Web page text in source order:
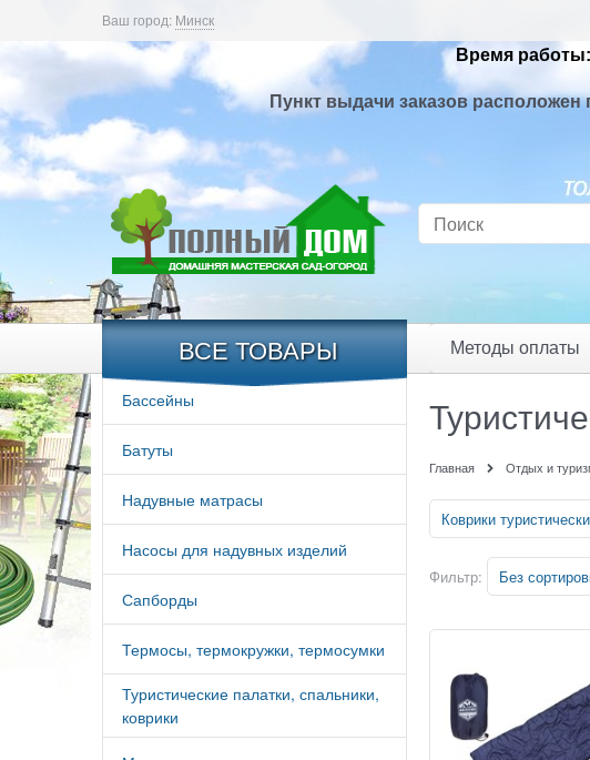
Ваш город: Минск
Время
Пункт выдачи заказов расположен
ВСЕ ТОВАРЫ Методы оплаты
Бассейны
Батуты
Надувные матрасы
Насосы для надувных изделий
Сапборды
Термосы, термокружки, термосумки
Туристические палатки, спальники,
коврики
Главная Отдых и
Коврики
Фильтр: Без